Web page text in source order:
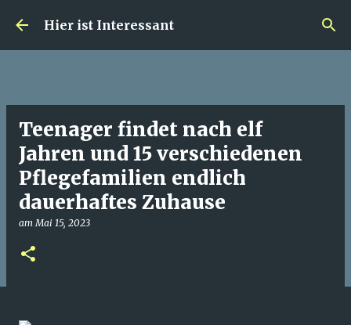
Direkt zum Hauptbereich
Hier ist Interessant
Teenager findet nach elf
Jahren und 15 verschiedenen
Pflegefamilien endlich
dauerhaftes Zuhause
amMai 15, 2023